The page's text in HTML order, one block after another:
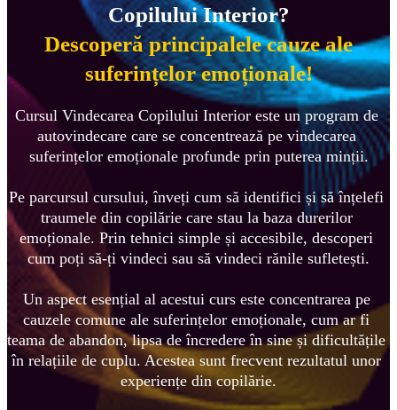
Copilului Interior?
Descoperă principalele cauze ale
suferințelor emoționale!
Cursul Vindecarea Copilului Interior este un program de
autovindecare care se concentrează pe vindecarea
suferințelor emoționale profunde prin puterea minții.
Pe parcursul cursului, înveți cum să identifici și să înțelefi
traumele din copilărie care stau la baza durerilor
emoționale. Prin tehnici simple și accesibile, descoperi
cum poți să-ți vindeci sau să vindeci rănile sufletești.
Un aspect esențial al acestui curs este concentrarea pe
cauzele comune ale suferințelor emoționale, cum ar fi
teama de abandon, lipsa de încredere în sine și dificultățile
în relațiile de cuplu. Acestea sunt frecvent rezultatul unor
experiențe din copilărie.